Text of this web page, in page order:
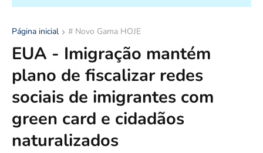
Página inicial # Novo Gama HOJE
EUA - Imigração mantém
plano de fiscalizar redes
sociais de imigrantes com
green card e cidadãos
naturalizados